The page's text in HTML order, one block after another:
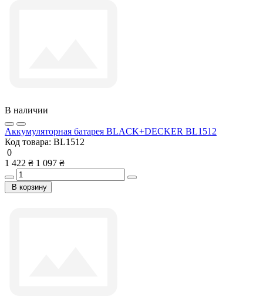
В наличии
Аккумуляторная батарея BLACK+DECKER BL1512
Код товара: BL1512
0
1 422 ₴ 1 097 ₴
В корзину